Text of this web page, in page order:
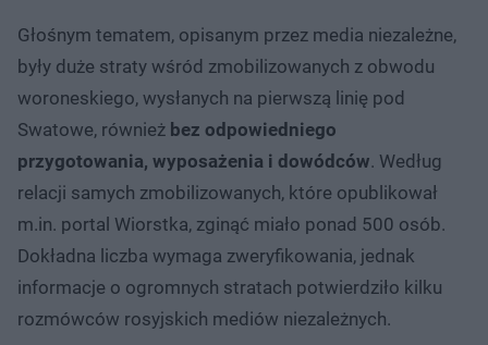
Głośnym tematem, opisanym przez media niezależne,
były duże straty wśród zmobilizowanych z obwodu
woroneskiego, wysłanych na pierwszą linię pod
Swatowe, również bez odpowiedniego
przygotowania, wyposażenia i dowódców. Według
relacji samych zmobilizowanych, które opublikował
m.in. portal Wiorstka, zginąć miało ponad 500 osób.
Dokładna liczba wymaga zweryfikowania, jednak
informacje o ogromnych stratach potwierdziło kilku
rozmówców rosyjskich mediów niezależnych.